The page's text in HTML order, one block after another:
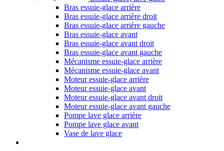
Bras essuie-glace arrière
Bras essuie-glace arrière droit
Bras essuie-glace arrière gauche
Bras essuie-glace avant
Bras essuie-glace avant droit
Bras essuie-glace avant gauche
Mécanisme essuie-glace arrière
Mécanisme essuie-glace avant
Moteur essuie-glace arrière
Moteur essuie-glace avant
Moteur essuie-glace avant droit
Moteur essuie-glace avant gauche
Pompe lave glace arrière
Pompe lave glace avant
Vase de lave glace